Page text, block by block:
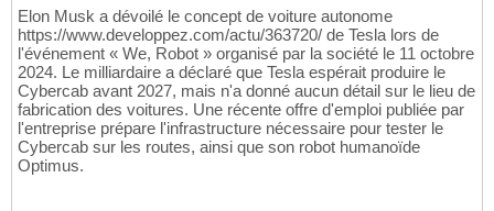
Elon Musk a dévoilé le concept de voiture autonome
https://www.developpez.com/actu/363720/ de Tesla lors de
l'événement « We, Robot » organisé par la société le 11 octobre
2024. Le milliardaire a déclaré que Tesla espérait produire le
Cybercab avant 2027, mais n'a donné aucun détail sur le lieu de
fabrication des voitures. Une récente offre d'emploi publiée par
l'entreprise prépare l'infrastructure nécessaire pour tester le
Cybercab sur les routes, ainsi que son robot humanoïde
Optimus.